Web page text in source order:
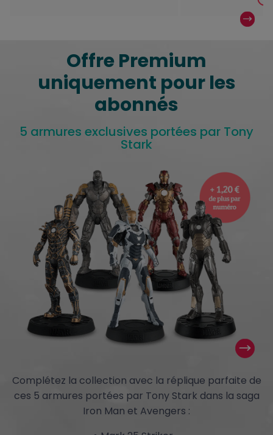
Offre Premium
uniquement pour les
abonnés
5 armures exclusives portées par Tony
Stark
Complétez la collection avec la réplique parfaite de
ces 5 armures portées par Tony Stark dans la saga
Iron Man et Avengers :